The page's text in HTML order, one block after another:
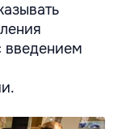
введением